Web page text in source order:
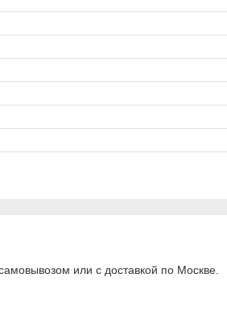
или с доставкой по Москве.